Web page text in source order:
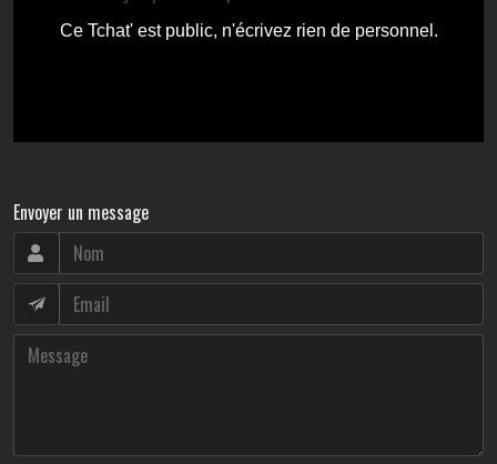
Envoyer un message